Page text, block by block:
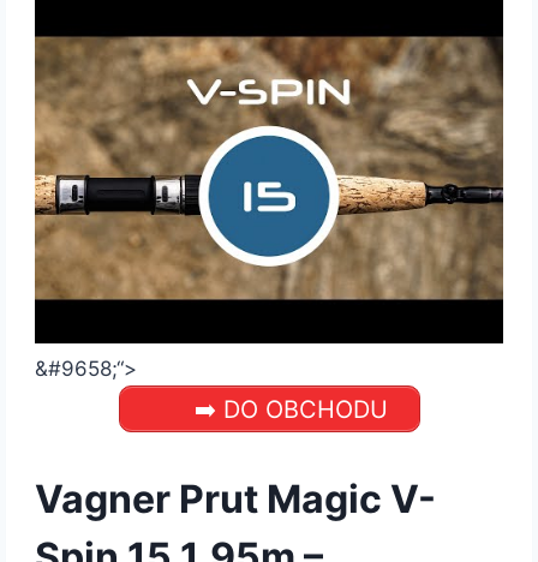
&#9658;“>
➡️ DO OBCHODU
Vagner Prut Magic V-